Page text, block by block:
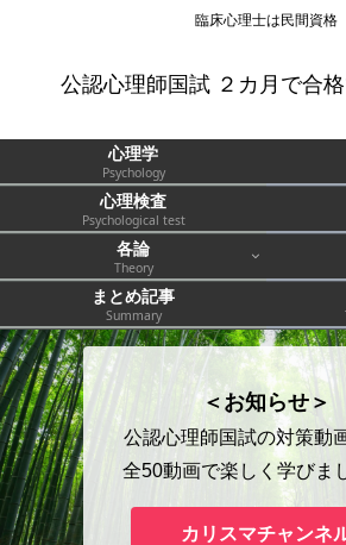
臨床心理士は民間資格
公認心理師国試 ２カ月で合
心理学
Psychology
心理検査
Psychological test
各論
Theory
まとめ記事
Summary
＜お知らせ＞
公認心理師国試の対策動
全50動画で楽しく学びま
カリスマチャンネ